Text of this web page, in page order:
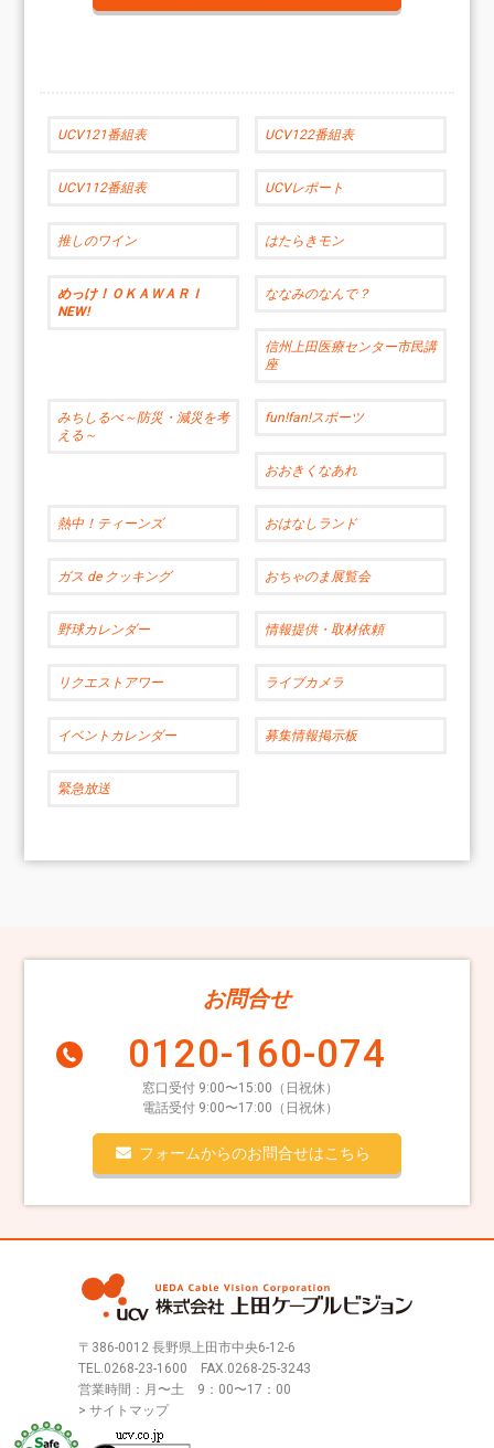
UCV121番組表 UCV122番組表
UCV112番組表 UCVレポート
推しのワイン はたらきモン
めっけ！ＯＫＡＷＡＲＩ
NEW!
ななみのなんで？
信州上田医療センター市民講
座
みちしるべ～防災・減災を考
える～
fun!fan!スポーツ
おおきくなあれ
熱中！ティーンズ おはなしランド
ガス de クッキング おちゃのま展覧会
野球カレンダー 情報提供・取材依頼
リクエストアワー ライブカメラ
イベントカレンダー 募集情報掲示板
緊急放送
お問合せ
0120-160-074
窓口受付 9:00〜15:00（日祝休）
電話受付 9:00〜17:00（日祝休）
フォームからのお問合せはこちら
〒386-0012 長野県上田市中央6-12-6
TEL.0268-23-1600 FAX.0268-25-3243
営業時間：月〜土 9：00〜17：00
> サイトマップ